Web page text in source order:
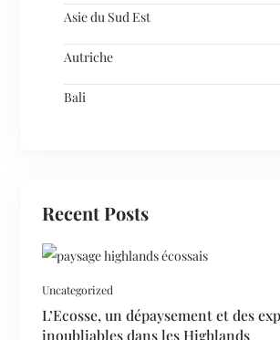
Asie du Sud Est
Autriche
Bali
Recent Posts
Uncategorized
L’Ecosse, un dépaysement et des
inoubliables dans les Highlands